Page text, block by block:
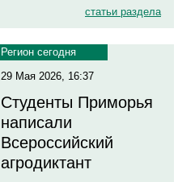
статьи раздела
Регион сегодня
29 Мая 2026, 16:37
Студенты Приморья
написали
Всероссийский
агродиктант